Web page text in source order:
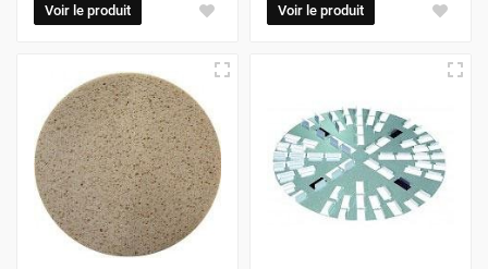
Voir le produit Voir le produit